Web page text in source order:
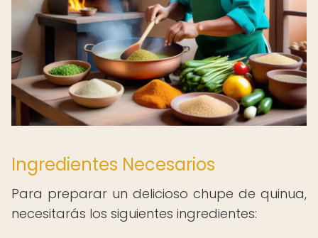
Ingredientes Necesarios
Para preparar un delicioso chupe de quinua,
necesitarás los siguientes ingredientes: